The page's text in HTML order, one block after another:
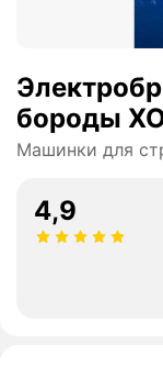
бороды
Машинки для
4,9